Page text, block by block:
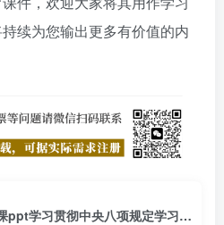
续为您输出更多有价值的内
附稿|廉政教育作风建设党课ppt学习贯彻中央八项规定学习教育课件